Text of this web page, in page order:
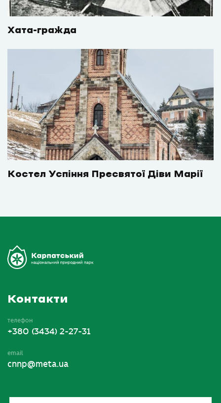
Хата-гражда
Костел Успіння Пресвятої Діви Марії
Контакти
телефон
+380 (3434) 2-27-31
email
cnnp@meta.ua